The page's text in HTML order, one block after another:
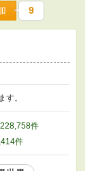
9
す。
件
件